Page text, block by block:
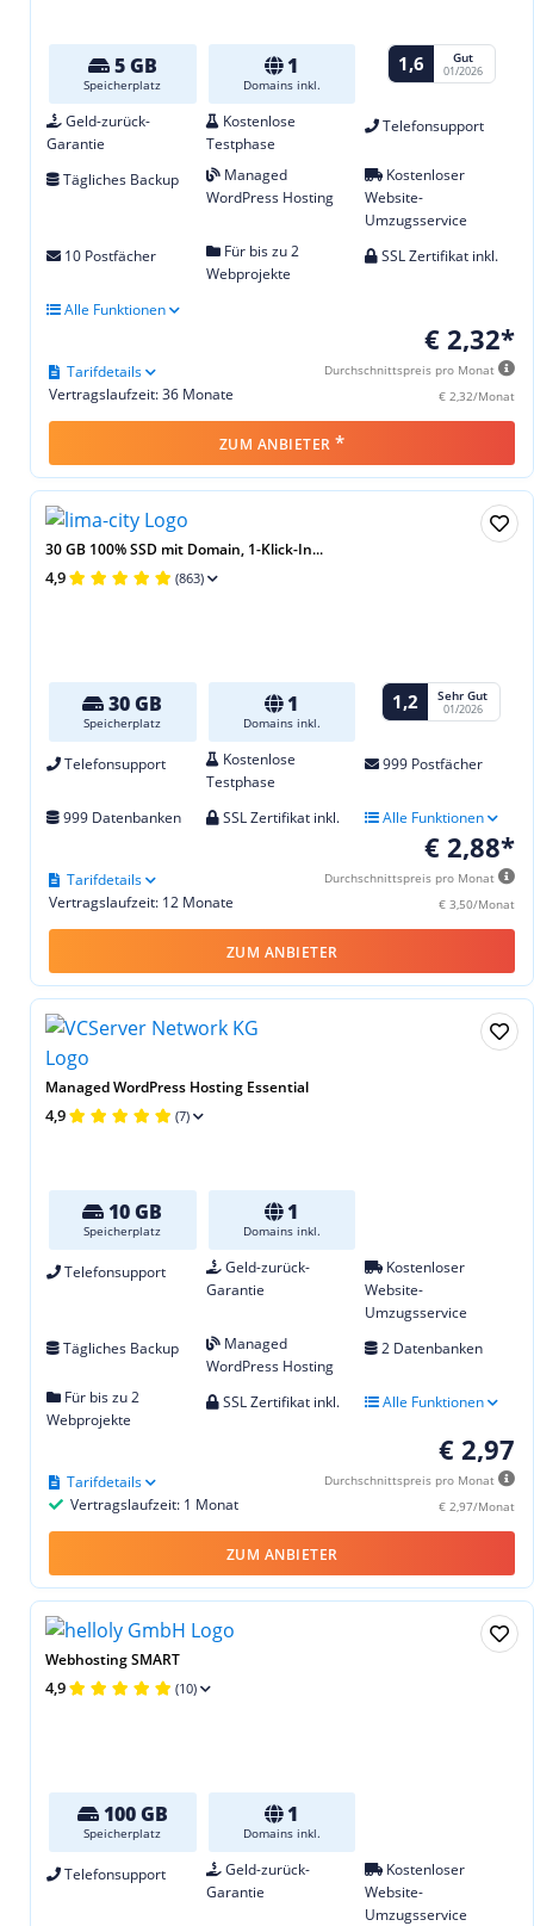
5 GB
Speicherplatz
1
Domains inkl.
1,6 Gut
01/2026
Geld-zurück-
Garantie
Kostenlose
Testphase
Telefonsupport
Tägliches Backup
Managed
WordPress Hosting
Kostenloser
Website-
Umzugsservice
10 Postfächer
Für bis zu 2
Webprojekte
SSL Zertifikat inkl.
Alle Funktionen
€ 2,32*
Durchschnittspreis pro Monat
€ 2,32/Monat
Vertragslaufzeit: 36 Monate
Tarifdetails
ZUM ANBIETER *
30 GB 100% SSD mit Domain, 1-Klick-In...
4,9 (863)
30 GB
Speicherplatz
1
Domains inkl.
1,2 Sehr Gut
01/2026
Telefonsupport
Kostenlose
Testphase
999 Postfächer
999 Datenbanken SSL Zertifikat inkl. Alle Funktionen
€ 2,88*
Durchschnittspreis pro Monat
€ 3,50/Monat
Vertragslaufzeit: 12 Monate
Tarifdetails
ZUM ANBIETER
Managed WordPress Hosting Essential
4,9 (7)
10 GB
Speicherplatz
1
Domains inkl.
Telefonsupport
Geld-zurück-
Garantie
Kostenloser
Website-
Umzugsservice
Tägliches Backup
Managed
WordPress Hosting
2 Datenbanken
Für bis zu 2
Webprojekte
SSL Zertifikat inkl. Alle Funktionen
€ 2,97
Durchschnittspreis pro Monat
€ 2,97/Monat
Vertragslaufzeit: 1 Monat
Tarifdetails
ZUM ANBIETER
Webhosting SMART
4,9 (10)
100 GB
Speicherplatz
1
Domains inkl.
Telefonsupport
Geld-zurück-
Garantie
Kostenloser
Website-
Umzugsservice